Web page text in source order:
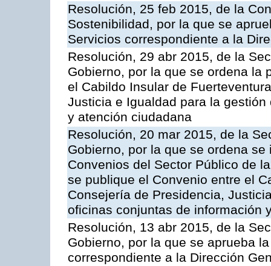
Resolución, 25 feb 2015, de la
Sostenibilidad, por la que se
Servicios correspondiente a la
Resolución, 29 abr 2015, de la
Gobierno, por la que se ordena la
el Cabildo Insular de
Justicia e Igualdad para la
y atención ciudadana
Resolución, 20 mar 2015, de la
Gobierno, por la que se ordena
Convenios del Sector Público de
se publique el Convenio entre el
Consejería de Presidencia,
oficinas conjuntas de información
Resolución, 13 abr 2015, de la
Gobierno, por la que se aprueba
correspondiente a la Dirección